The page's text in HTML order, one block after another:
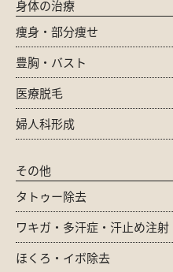
身体の治療
痩身・部分痩せ
豊胸・バスト
医療脱毛
婦人科形成
その他
タトゥー除去
ワキガ・多汗症・汗止め注射
ほくろ・イボ除去